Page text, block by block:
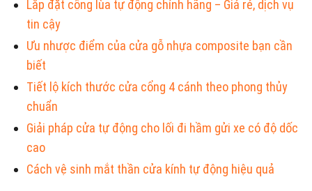
Lắp đặt cổng lùa tự động chính hãng – Giá rẻ, dịch vụ
tin cậy
Ưu nhược điểm của cửa gỗ nhựa composite bạn cần
biết
Tiết lộ kích thước cửa cổng 4 cánh theo phong thủy
chuẩn
Giải pháp cửa tự động cho lối đi hầm gửi xe có độ dốc
cao
Cách vệ sinh mắt thần cửa kính tự động hiệu quả